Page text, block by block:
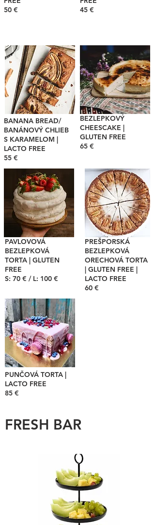
50 €
45 €
BANANA BREAD/
BANÁNOVÝ CHLIEB
S KARAMELOM |
LACTO FREE
55 €
BEZLEPKOVÝ
CHEESCAKE |
GLUTEN FREE
65 €
PAVLOVOVÁ
BEZLEPKOVÁ
TORTA | GLUTEN
FREE
S: 70 € / L: 100 €
PREŠPORSKÁ
BEZLEPKOVÁ
ORECHOVÁ TORTA
| GLUTEN FREE |
LACTO FREE
60 €
PUNČOVÁ TORTA |
LACTO FREE
85 €
FRESH BAR